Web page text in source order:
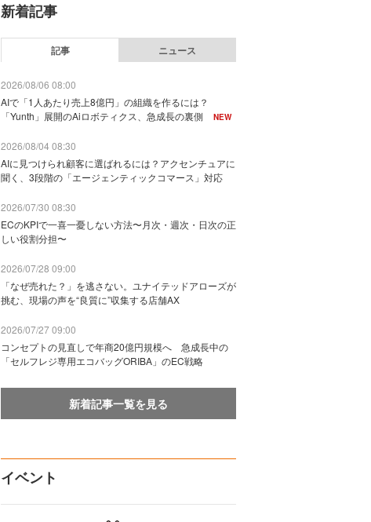
新着記事
記事 ニュース
2026/08/06 08:00
AIで「1人あたり売上8億円」の組織を作るには？
「Yunth」展開のAiロボティクス、急成長の裏側
NEW
2026/08/04 08:30
AIに見つけられ顧客に選ばれるには？アクセンチュアに
聞く、3段階の「エージェンティックコマース」対応
2026/07/30 08:30
ECのKPIで一喜一憂しない方法〜月次・週次・日次の正
しい役割分担〜
2026/07/28 09:00
「なぜ売れた？」を逃さない。ユナイテッドアローズが
挑む、現場の声を“良質に”収集する店舗AX
2026/07/27 09:00
コンセプトの見直しで年商20億円規模へ 急成長中の
「セルフレジ専用エコバッグORIBA」のEC戦略
新着記事一覧を見る
イベント